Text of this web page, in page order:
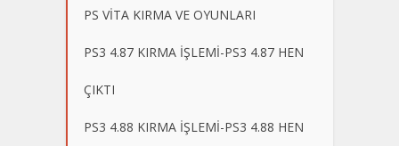
PS VİTA KIRMA VE OYUNLARI
PS3 4.87 KIRMA İŞLEMİ-PS3 4.87 HEN
ÇIKTI
PS3 4.88 KIRMA İŞLEMİ-PS3 4.88 HEN